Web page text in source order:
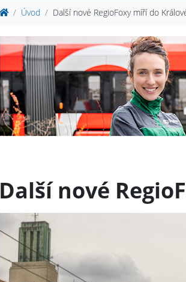
Úvod Další nové RegioFoxy míří do
Další nové